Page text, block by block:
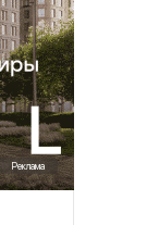
Реклама